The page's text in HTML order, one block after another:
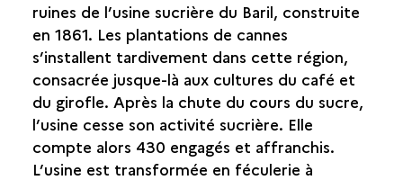
SAINT-LEU
SAINT-LOUIS
SAINT-PAUL
SAINT-PIERRE
ruines de l’usine sucrière du Baril, construite
en 1861. Les plantations de cannes
s’installent tardivement dans cette région,
consacrée jusque-là aux cultures du café et
du girofle. Après la chute du cours du sucre,
l’usine cesse son activité sucrière. Elle
compte alors 430 engagés et affranchis.
L’usine est transformée en féculerie à